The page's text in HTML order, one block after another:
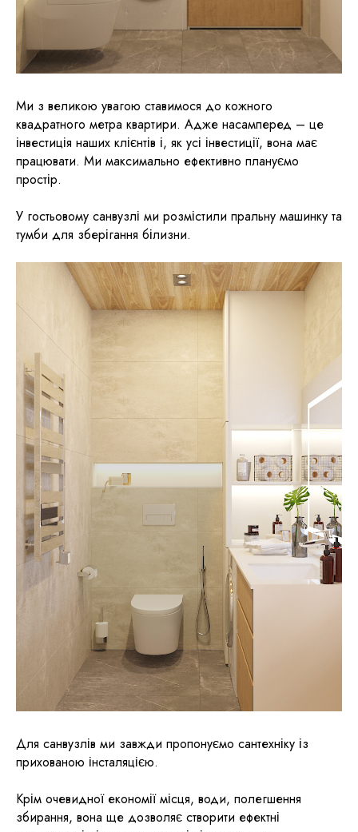
Ми з великою увагою ставимося до кожного
квадратного метра квартири. Адже насамперед – це
інвестиція наших клієнтів і, як усі інвестиції, вона має
працювати. Ми максимально ефективно плануємо
простір.
У гостьовому санвузлі ми розмістили пральну машинку та
тумби для зберігання білизни.
Для санвузлів ми завжди пропонуємо сантехніку із
прихованою інсталяцією.
Крім очевидної економії місця, води, полегшення
збирання, вона ще дозволяє створити ефектні